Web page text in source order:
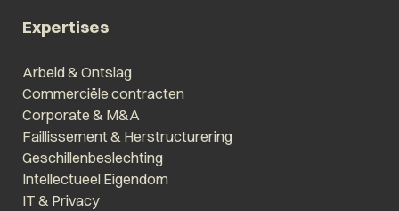
Expertises
Arbeid & Ontslag
Commerciële contracten
Corporate & M&A
Faillissement & Herstructurering
Geschillenbeslechting
Intellectueel Eigendom
IT & Privacy